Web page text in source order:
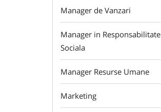
Manager de Vanzari
Manager in Responsabilitate
Sociala
Manager Resurse Umane
Marketing